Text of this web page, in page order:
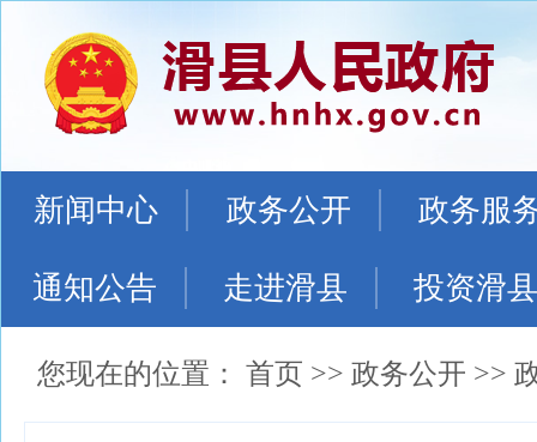
新闻中心 政务公开 政务服
通知公告 走进滑县 投资滑县
您现在的位置： 首页 >> 政务公开 >>